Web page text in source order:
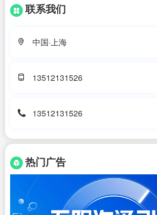
联系我们
中国·上海
13512131526
13512131526
热门广告